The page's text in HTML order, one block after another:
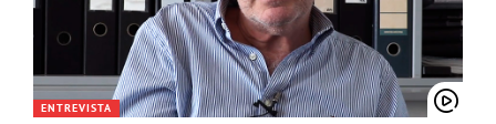
ENTREVISTA